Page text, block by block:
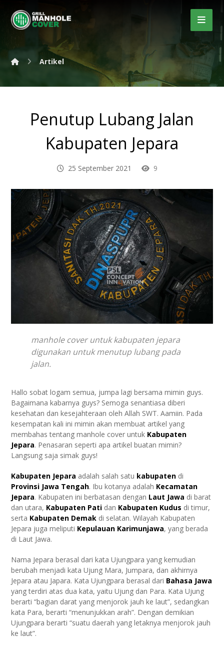
Artikel
Penutup Lubang Jalan
Kabupaten Jepara
25 September 2021 9
manhole cover untuk kabupaten jepara
digunakan untuk menutup lubang pada
jalan.
Hallo sobat logam semua, jumpa lagi bersama mimin guys.
Bagaimana kabarnya guys? Semoga senantiasa diberi
kesehatan dan kesejahteraan oleh Allah SWT. Aamiin. Pada
kesempatan kali ini mimin akan membuat artikel yang
membahas tentang manhole cover untuk Kabupaten
Jepara. Penasaran seperti apa artikel buatan mimin?
Langsung saja simak guys!
Kabupaten Jepara adalah salah satu kabupaten di
Provinsi Jawa Tengah. Ibu kotanya adalah Kecamatan
Jepara. Kabupaten ini berbatasan dengan Laut Jawa di barat
dan utara, Kabupaten Pati dan Kabupaten Kudus di timur,
serta Kabupaten Demak di selatan. Wilayah Kabupaten
Jepara juga meliputi Kepulauan Karimunjawa, yang berada
di Laut Jawa.
Nama Jepara berasal dari kata Ujungpara yang kemudian
berubah menjadi kata Ujung Mara, Jumpara, dan akhirnya
Jepara atau Japara. Kata Ujungpara berasal dari Bahasa Jawa
yang terdiri atas dua kata, yaitu Ujung dan Para. Kata Ujung
berarti “bagian darat yang menjorok jauh ke laut”, sedangkan
kata Para, berarti “menunjukkan arah”. Dengan demikian
Ujungpara berarti “suatu daerah yang letaknya menjorok jauh
ke laut”.